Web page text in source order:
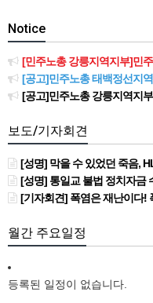
Notice
[민주노총 강릉지역지부]민주노총
[공고]민주노총 태백정선지역지
[공고]민주노총 강릉지역지부
보도/기자회견
[성명] 막을 수 있었던 죽음, HL만도가 책임져라 : 청
[성명] 통일교 불법 정치자금
[기자회견] 폭염은 재난이다! 폭염으로부터 안전한
월간 주요일정
등록된 일정이 없습니다.